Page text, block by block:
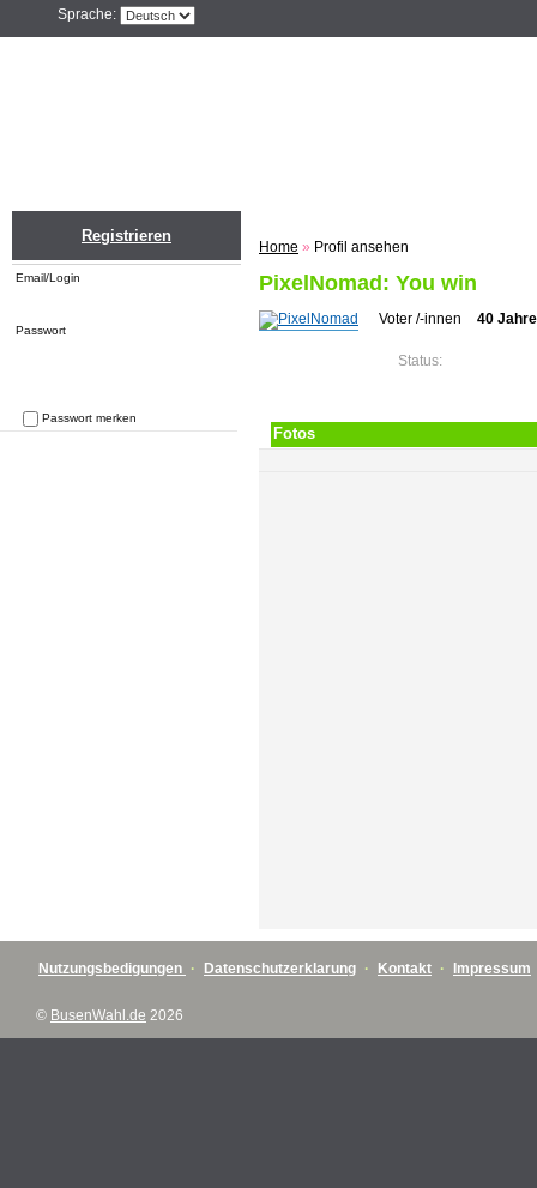
Sprache:
Registrieren
Email/Login
Passwort
Passwort merken
Home » Profil ansehen
PixelNomad: You win
Voter /-innen 40 Jahre
Status:
Fotos
Nutzungsbedigungen · Datenschutzerklarung · Kontakt · Impressum
© BusenWahl.de 2026